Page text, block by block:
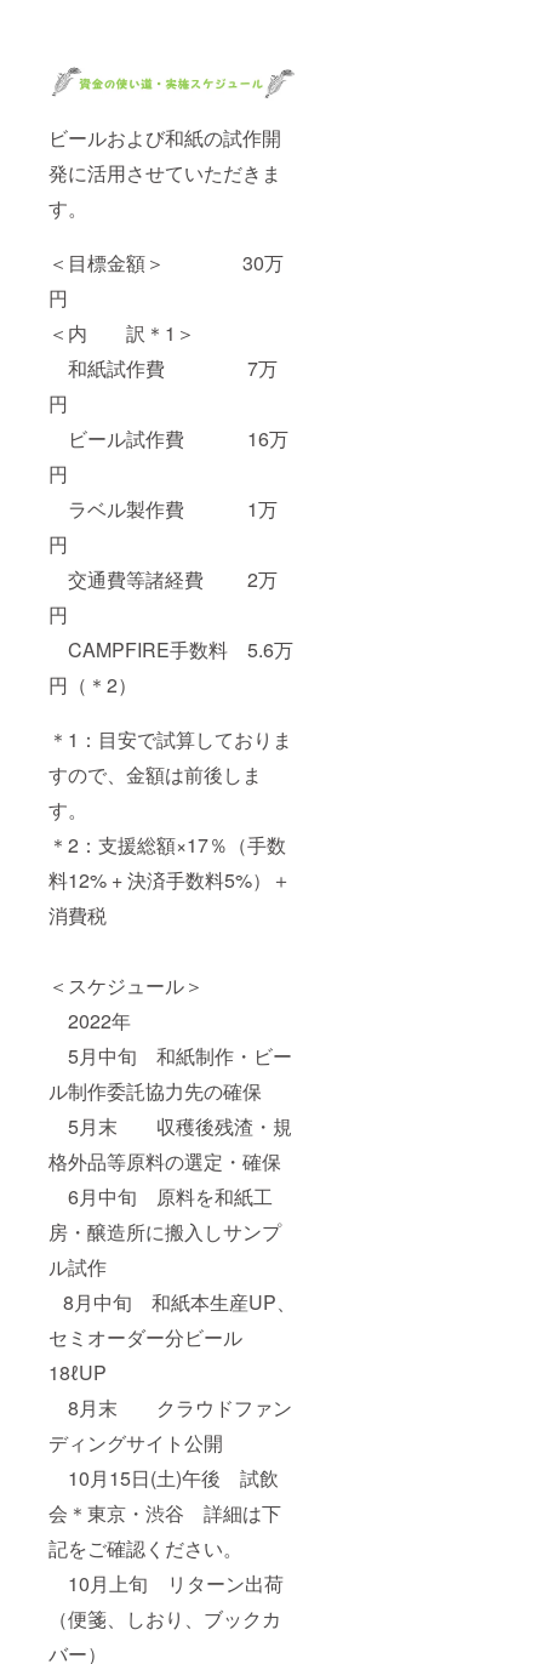
ビールおよび和紙の試作開
発に活用させていただきま
す。
＜目標金額＞ 30万
円
＜内 訳＊1＞
和紙試作費 7万
円
ビール試作費 16万
円
ラベル製作費 1万
円
交通費等諸経費 2万
円
CAMPFIRE手数料 5.6万
円（＊2）
＊1：目安で試算しておりま
すので、金額は前後しま
す。
＊2：支援総額×17％（手数
料12% + 決済手数料5%）＋
消費税
＜スケジュール＞
2022年
5月中旬 和紙制作・ビー
ル制作委託協力先の確保
5月末 収穫後残渣・規
格外品等原料の選定・確保
6月中旬 原料を和紙工
房・醸造所に搬入しサンプ
ル試作
8月中旬 和紙本生産UP、
セミオーダー分ビール
18ℓUP
8月末 クラウドファン
ディングサイト公開
10月15日(土)午後 試飲
会＊東京・渋谷 詳細は下
記をご確認ください。
10月上旬 リターン出荷
（便箋、しおり、ブックカ
バー）